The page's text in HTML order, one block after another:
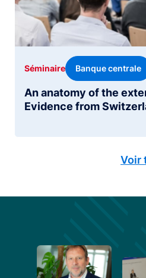
An anatomy of the
Evidence from
Séminaire Banque centrale
Voir